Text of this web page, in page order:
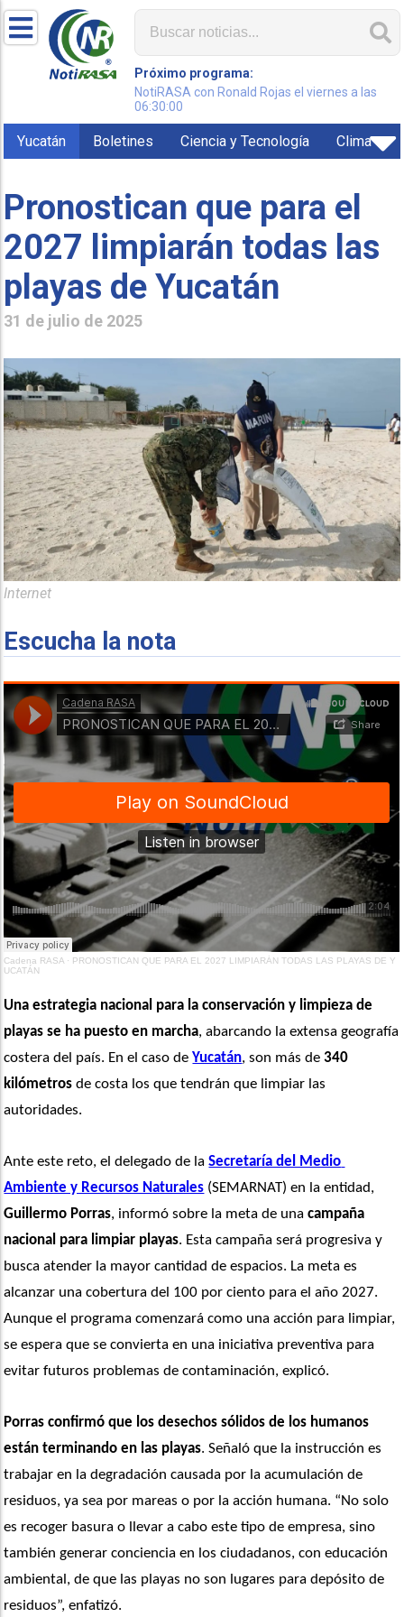
Próximo programa:
NotiRASA con Ronald Rojas el viernes a las
06:30:00
Yucatán Boletines Ciencia y Tecnología Clima
Pronostican que para el
2027 limpiarán todas las
playas de Yucatán
31 de julio de 2025
Internet
Escucha la nota
Cadena RASA · PRONOSTICAN QUE PARA EL 2027 LIMPIARÁN TODAS LAS PLAYAS DE Y
UCATÁN
Una estrategia nacional para la conservación y limpieza de
playas se ha puesto en marcha, abarcando la extensa geografía
costera del país. En el caso de Yucatán, son más de 340
kilómetros de costa los que tendrán que limpiar las
autoridades.
Ante este reto, el delegado de la Secretaría del Medio
Ambiente y Recursos Naturales
Guillermo Porras, informó sobre la meta de una campaña
nacional para limpiar playas. Esta campaña será progresiva y
busca atender la mayor cantidad de espacios. La meta es
alcanzar una cobertura del 100 por ciento para el año 2027.
Aunque el programa comenzará como una acción para limpiar,
se espera que se convierta en una iniciativa preventiva para
evitar futuros problemas de contaminación, explicó.
Porras confirmó que los desechos sólidos de los humanos
están terminando en las playas. Señaló que la instrucción es
trabajar en la degradación causada por la acumulación de
residuos, ya sea por mareas o por la acción humana. “No solo
es recoger basura o llevar a cabo este tipo de empresa, sino
también generar conciencia en los ciudadanos, con educación
ambiental, de que las playas no son lugares para depósito de
residuos”, enfatizó.